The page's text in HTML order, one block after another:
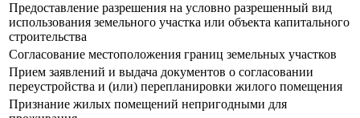
Предоставление разрешения на условно разрешенный вид
использования земельного участка или объекта капитального
строительства
Согласование местоположения границ земельных участков
Прием заявлений и выдача документов о согласовании
переустройства и (или) перепланировки жилого помещения
Признание жилых помещений непригодными для